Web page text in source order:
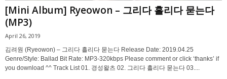
[Mini Album] Ryeowon – 그리다 흘리다 묻는다
(MP3)
April 26, 2019
김려원 (Ryeowon) – 그리다 흘리다 묻는다 Release Date: 2019.04.25
Genre/Style: Ballad Bit Rate: MP3-320kbps Please comment or click ‘thanks’ if
you download ^^ Track List 01. 경성왈츠 02. 그리다 흘리다 묻는다 03....